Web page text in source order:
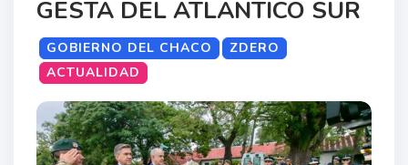
GESTA DEL ATLÁNTICO SUR
GOBIERNO DEL CHACO
ZDERO
ACTUALIDAD